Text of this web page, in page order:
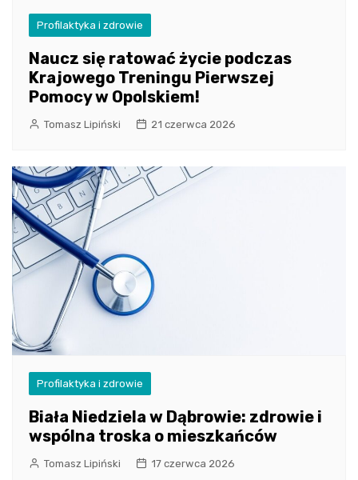
Profilaktyka i zdrowie
Naucz się ratować życie podczas
Krajowego Treningu Pierwszej
Pomocy w Opolskiem!
Tomasz Lipiński 21 czerwca 2026
Profilaktyka i zdrowie
Biała Niedziela w Dąbrowie: zdrowie i
wspólna troska o mieszkańców
Tomasz Lipiński 17 czerwca 2026